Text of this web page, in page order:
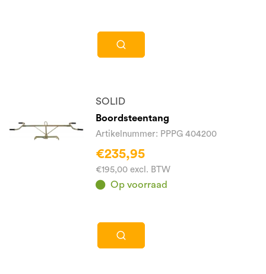
SOLID
Boordsteentang
Artikelnummer: PPPG 404200
€235,95
€195,00 excl. BTW
Op voorraad